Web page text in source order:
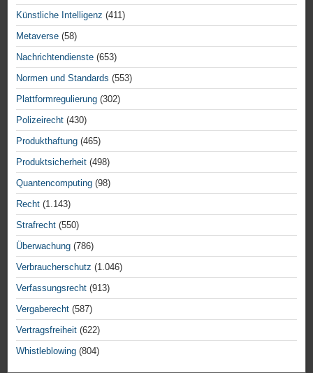
Künstliche Intelligenz (411)
Metaverse (58)
Nachrichtendienste (653)
Normen und Standards (553)
Plattformregulierung (302)
Polizeirecht (430)
Produkthaftung (465)
Produktsicherheit (498)
Quantencomputing (98)
Recht (1.143)
Strafrecht (550)
Überwachung (786)
Verbraucherschutz (1.046)
Verfassungsrecht (913)
Vergaberecht (587)
Vertragsfreiheit (622)
Whistleblowing (804)